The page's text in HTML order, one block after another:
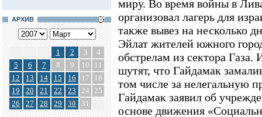
АРХИВ
1 2 3
4
5
6 7 8 9 10
11
12
13 14 15 16 17
18
19
20 21 22 23 24 25
26
27 28 29 30 31
миру. Во время войны в
организовал лагерь для
также вывез на несколько
Эйлат жителей южного
обстрелам из сектора
шутят, что Гайдамак
том числе за нелегальную
Гайдамак заявил об
основе движения